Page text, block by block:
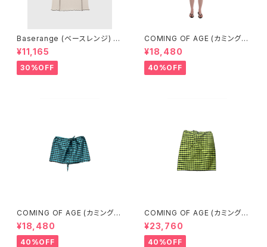
Baserange (ベースレンジ) O
MATO 3/4 TEE SHIRT (DYL
AN BEIGE)
¥11,165
30%OFF
COMING OF AGE (カミングオ
ブエイジ) DRAWSTRING MIN
I SKIRT (GINGHAM LIME/BL
ACK）
¥18,480
40%OFF
COMING OF AGE (カミングオ
ブエイジ) DRAWSTRING MIN
I SKIRT（GINGHAM TURQU
OISE/BROWN）
¥18,480
40%OFF
COMING OF AGE (カミングオ
ブエイジ) DRAWSTRING MID
I SKIRT（GINGHAM LIME/BL
ACK）
¥23,760
40%OFF